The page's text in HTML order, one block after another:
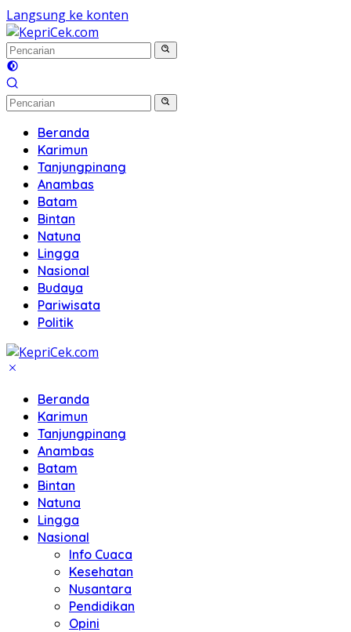
Langsung ke konten
Beranda
Karimun
Tanjungpinang
Anambas
Batam
Bintan
Natuna
Lingga
Nasional
Budaya
Pariwisata
Politik
Beranda
Karimun
Tanjungpinang
Anambas
Batam
Bintan
Natuna
Lingga
Nasional
Info Cuaca
Kesehatan
Nusantara
Pendidikan
Opini